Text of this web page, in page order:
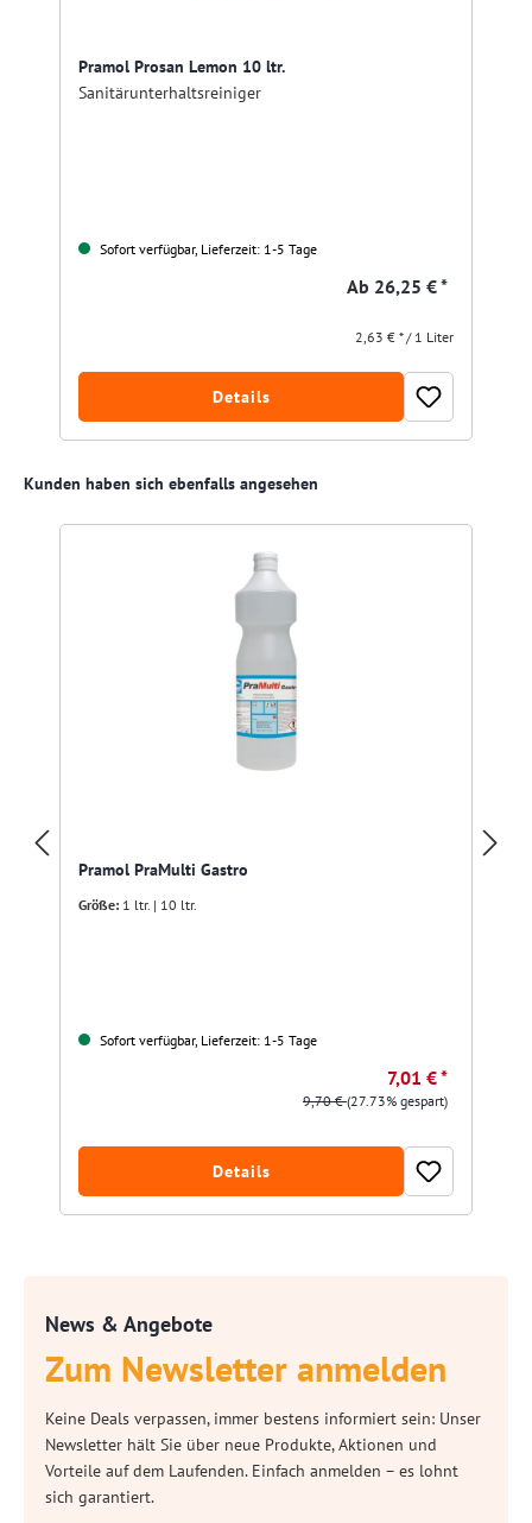
Pramol Prosan Lemon 10 ltr.
Sanitärunterhaltsreiniger
Sofort verfügbar, Lieferzeit: 1-5 Tage
Ab 26,25 € *
2,63 € * / 1 Liter
Details
Produktgalerie überspringen
Kunden haben sich ebenfalls angesehen
Pramol PraMulti Gastro
Größe: 1 ltr. | 10 ltr.
Sofort verfügbar, Lieferzeit: 1-5 Tage
7,01 € *
9,70 €(27.73% gespart)
Details
News & Angebote
Zum Newsletter anmelden
Keine Deals verpassen, immer bestens informiert sein: Unser
Newsletter hält Sie über neue Produkte, Aktionen und
Vorteile auf dem Laufenden. Einfach anmelden – es lohnt
sich garantiert.